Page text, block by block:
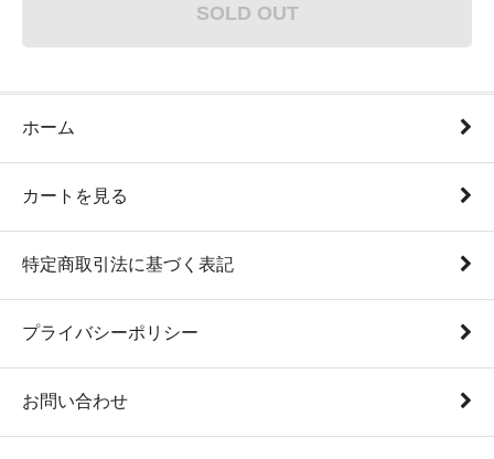
SOLD OUT
ホーム
カートを見る
特定商取引法に基づく表記
プライバシーポリシー
お問い合わせ